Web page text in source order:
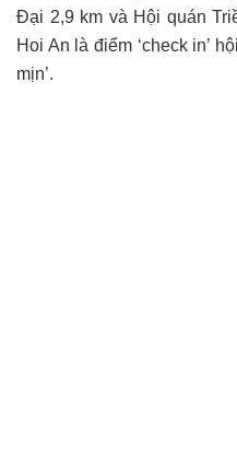
Đại 2,9 km và Hội quán
Hoi An là điểm ‘check in’
mịn’.